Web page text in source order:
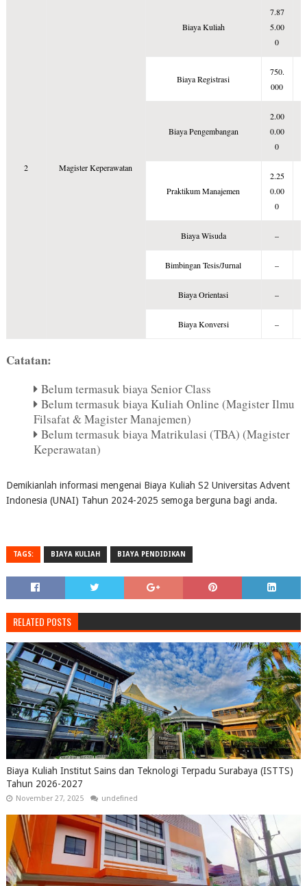
2 Magister Keperawatan
Biaya Kuliah
7.87
5.00
0
Biaya Registrasi
750.
000
Biaya Pengembangan
2.00
0.00
0
Praktikum Manajemen
2.25
0.00
0
Biaya Wisuda –
Bimbingan Tesis/Jurnal –
Biaya Orientasi –
Biaya Konversi –
Catatan:
Belum termasuk biaya Senior Class
Belum termasuk biaya Kuliah Online (Magister Ilmu
Filsafat & Magister Manajemen)
Belum termasuk biaya Matrikulasi (TBA) (Magister
Keperawatan)
Demikianlah informasi mengenai Biaya Kuliah S2 Universitas Advent
Indonesia (UNAI) Tahun 2024-2025 semoga berguna bagi anda.
TAGS: BIAYA KULIAH BIAYA PENDIDIKAN
RELATED POSTS
Biaya Kuliah Institut Sains dan Teknologi Terpadu Surabaya (ISTTS)
Tahun 2026-2027
November 27, 2025 undefined